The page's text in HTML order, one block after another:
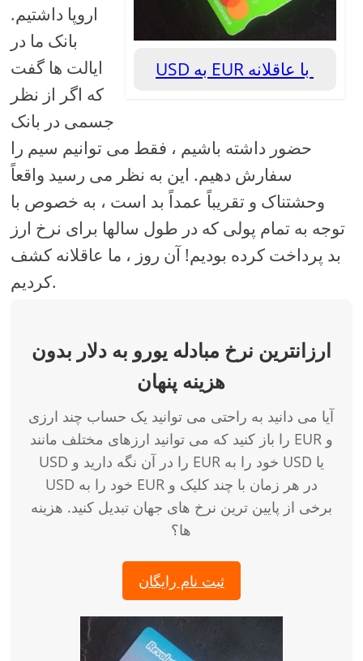
اروپا داشتیم.
بانک ما در
ایالت ها گفت
که اگر از نظر
جسمی در بانک
حضور داشته باشیم ، فقط می توانیم سیم را
سفارش دهیم. این به نظر می رسید واقعاً
وحشتناک و تقریباً عمداً بد است ، به خصوص با
توجه به تمام پولی که در طول سالها برای نرخ ارز
بد پرداخت کرده بودیم! آن روز ، ما عاقلانه کشف
کردیم.
ارزانترین نرخ مبادله یورو به دلار بدون
هزینه پنهان
آیا می دانید به راحتی می توانید یک حساب چند ارزی
را باز کنید که می توانید ارزهای مختلف مانند EUR و
USD را در آن نگه دارید و EUR خود را به USD یا
USD خود را به EUR در هر زمان با چند کلیک و
برخی از پایین ترین نرخ های جهان تبدیل کنید. هزینه
ها؟
ثبت نام رایگان